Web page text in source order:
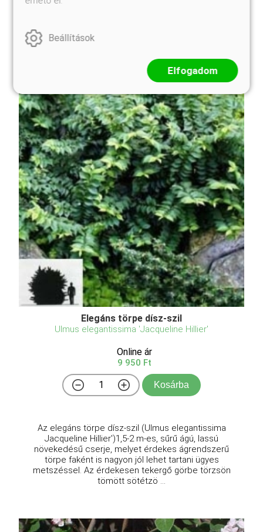
Elegáns törpe dísz-szil
Ulmus elegantissima 'Jacqueline Hillier'
Online ár
9 950 Ft
Kosárba
Az elegáns törpe dísz-szil (Ulmus elegantissima
Jacqueline Hillier')1,5-2 m-es, sűrű ágú, lassú
növekedésű cserje, melyet érdekes ágrendszerű
törpe faként is nagyon jól lehet tartani ügyes
metszéssel. Az érdekesen tekergő görbe törzsön
tömött sötétzö ...
Beállítások
Elfogadom